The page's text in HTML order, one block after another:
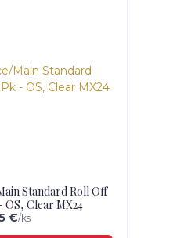
Standard Roll Off
Clear MX24
€/ks